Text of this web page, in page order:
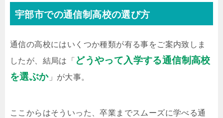
宇部市での通信制高校の選び方
通信の高校にはいくつか種類が有る事をご案内致しま
したが、結局は「 どうやって入学する通信制高校
を選ぶか」が大事。
ここからはそういった、卒業までスムーズに学べる通